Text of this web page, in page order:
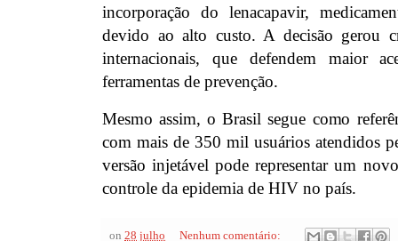
incorporação do lenacapavir,
devido ao alto custo. A decisão gerou
internacionais, que defendem maior
ferramentas de prevenção.
Mesmo assim, o Brasil segue como
com mais de 350 mil usuários atendidos
versão injetável pode representar um
controle da epidemia de HIV no país.
on 28 julho Nenhum comentário: